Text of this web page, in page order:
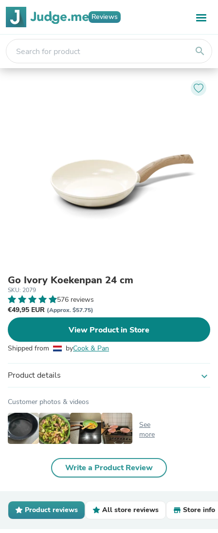
Reviews
search
Go Ivory Koekenpan 24 cm
SKU: 2079
576 reviews
€49,95 EUR (Approx. $57.75)
View Product in Store
Shipped from byCook & Pan
Product details expand_more
Customer photos & videos
See
more
Write a Product Review
Product reviews All store reviews Store info